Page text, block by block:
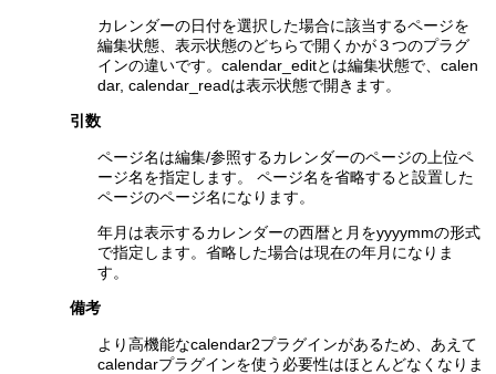
カレンダーの日付を選択した場合に該当するページを
編集状態、表示状態のどちらで開くかが３つのプラグ
インの違いです。calendar_editとは編集状態で、calen
dar, calendar_readは表示状態で開きます。
引数
ページ名は編集/参照するカレンダーのページの上位ペ
ージ名を指定します。 ページ名を省略すると設置した
ページのページ名になります。
年月は表示するカレンダーの西暦と月をyyyymmの形式
で指定します。省略した場合は現在の年月になりま
す。
備考
より高機能なcalendar2プラグインがあるため、あえて
calendarプラグインを使う必要性はほとんどなくなりま